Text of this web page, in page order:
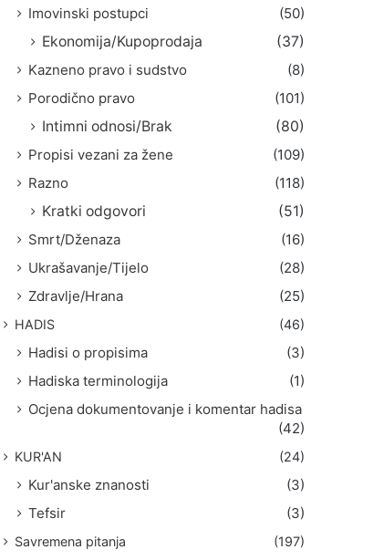
Imovinski postupci
(50)
Ekonomija/Kupoprodaja
(37)
Kazneno pravo i sudstvo
(8)
Porodično pravo
(101)
Intimni odnosi/Brak
(80)
Propisi vezani za žene
(109)
Razno
(118)
Kratki odgovori
(51)
Smrt/Dženaza
(16)
Ukrašavanje/Tijelo
(28)
Zdravlje/Hrana
(25)
HADIS (46)
Hadisi o propisima
(3)
Hadiska terminologija
(1)
Ocjena dokumentovanje i komentar hadisa
(42)
KUR'AN (24)
Kur'anske znanosti
(3)
Tefsir
(3)
Savremena pitanja
(197)